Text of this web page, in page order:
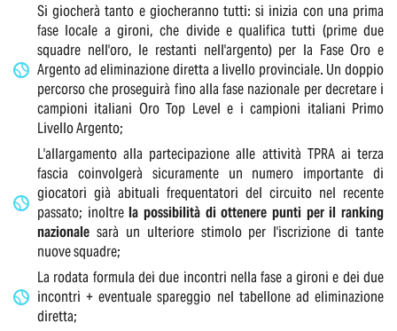
Si giocherà tanto e giocheranno tutti: si inizia con una prima
fase locale a gironi, che divide e qualifica tutti (prime due
squadre nell'oro, le restanti nell'argento) per la Fase Oro e
Argento ad eliminazione diretta a livello provinciale. Un doppio
percorso che proseguirà fino alla fase nazionale per decretare i
campioni italiani Oro Top Level e i campioni italiani Primo
Livello Argento;
L'allargamento alla partecipazione alle attività TPRA ai terza
fascia coinvolgerà sicuramente un numero importante di
giocatori già abituali frequentatori del circuito nel recente
passato; inoltrela possibilità di ottenere punti per il ranking
nazionale sarà un ulteriore stimolo per l'iscrizione di tante
nuove squadre;
La rodata formula dei due incontri nella fase a gironi e dei due
incontri + eventuale spareggio nel tabellone ad eliminazione
diretta;